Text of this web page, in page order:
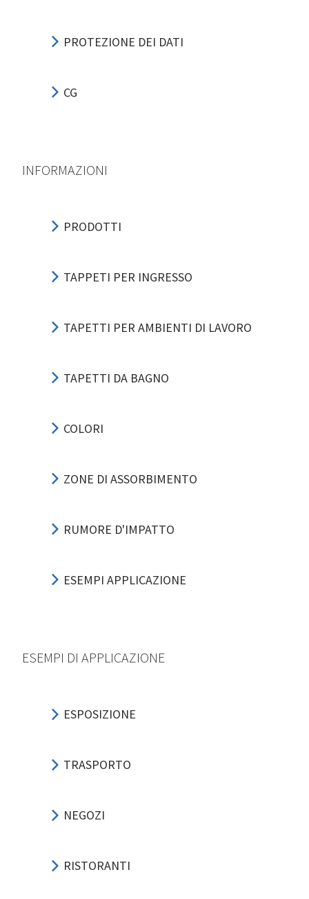
PROTEZIONE DEI DATI
CG
INFORMAZIONI
PRODOTTI
TAPPETI PER INGRESSO
TAPETTI PER AMBIENTI DI LAVORO
TAPETTI DA BAGNO
COLORI
ZONE DI ASSORBIMENTO
RUMORE D'IMPATTO
ESEMPI APPLICAZIONE
ESEMPI DI APPLICAZIONE
ESPOSIZIONE
TRASPORTO
NEGOZI
RISTORANTI